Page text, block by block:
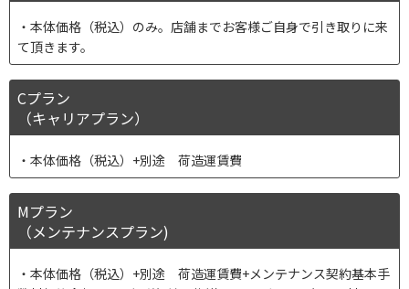
本体価格（税込）のみ。店舗までお客様ご自身で引き取りに来
て頂きます。
Cプラン
（キャリアプラン）
本体価格（税込）+別途 荷造運賃費
Mプラン
（メンテナンスプラン)
本体価格（税込）+別途 荷造運賃費+メンテナンス契約基本手